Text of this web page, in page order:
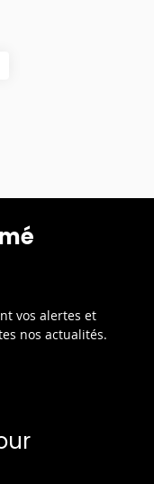
vos alertes et
nos actualités.